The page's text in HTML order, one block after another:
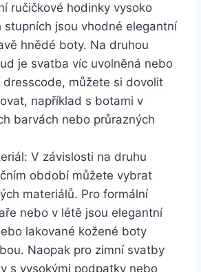
ručičkové hodinky vysoko⁤
stupních jsou vhodné elegantní
hnědé ‍boty. Na druhou‍
je svatba víc⁤ uvolněná nebo
dresscode, můžete si dovolit
například s ‌botami ⁤v
barvách nebo průrazných
V závislosti na‍ druhu
období⁤ můžete ⁢vybrat
materiálů.​ Pro formální
nebo v létě jsou elegantní
lakované kožené boty
Naopak ‍pro ⁣zimní‌ svatby
s​ vysokými podpatky nebo